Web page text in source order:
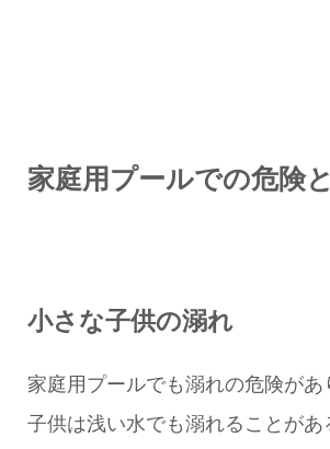
家庭用プールでの危険
小さな子供の溺れ
家庭用プールでも溺れの危険があ
子供は浅い水でも溺れることがあ